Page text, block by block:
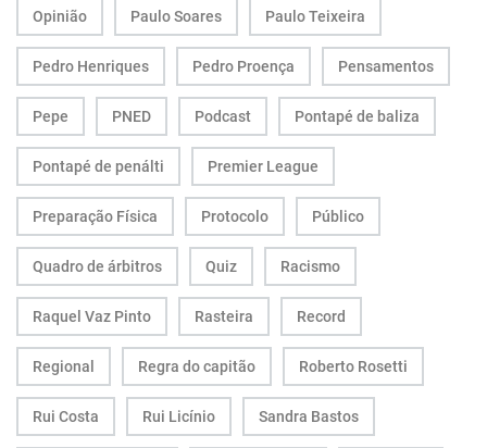
Opinião Paulo Soares Paulo Teixeira
Pedro Henriques Pedro Proença Pensamentos
Pepe PNED Podcast Pontapé de baliza
Pontapé de penálti Premier League
Preparação Física Protocolo Público
Quadro de árbitros Quiz Racismo
Raquel Vaz Pinto Rasteira Record
Regional Regra do capitão Roberto Rosetti
Rui Costa Rui Licínio Sandra Bastos